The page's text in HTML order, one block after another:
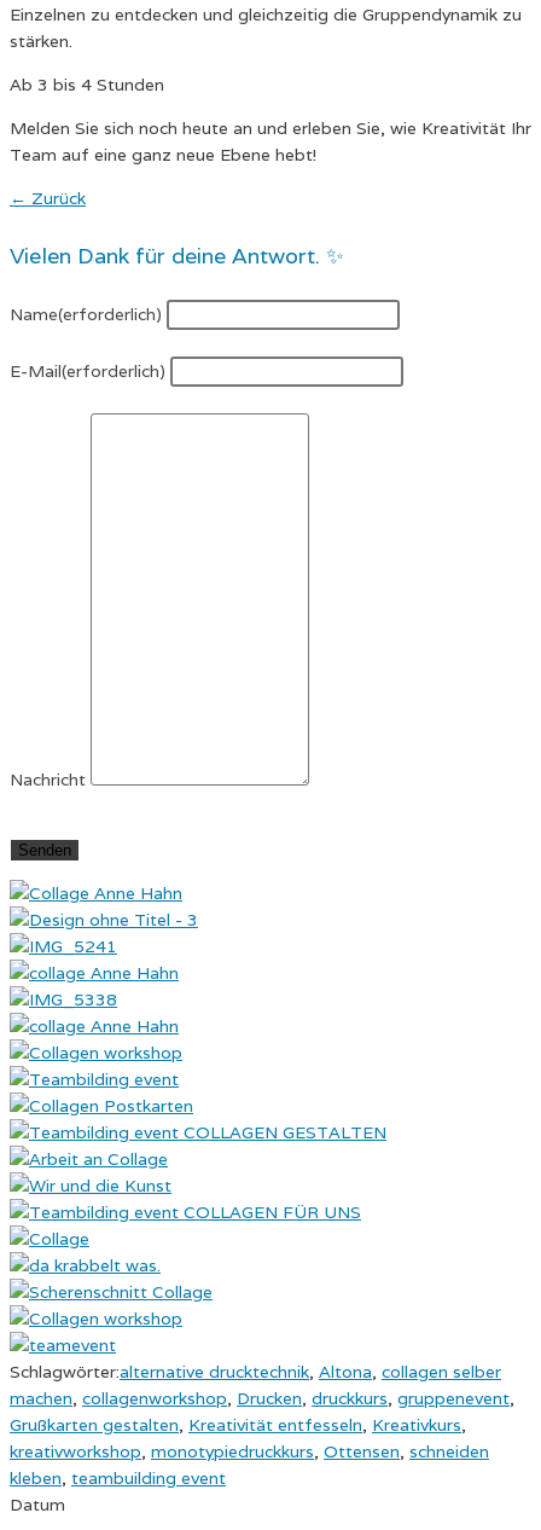
Einzelnen zu entdecken und gleichzeitig die Gruppendynamik zu
stärken.
Ab 3 bis 4 Stunden
Melden Sie sich noch heute an und erleben Sie, wie Kreativität Ihr
Team auf eine ganz neue Ebene hebt!
← Zurück
Vielen Dank für deine Antwort. ✨
Name(erforderlich)
E-Mail(erforderlich)
Nachricht
Senden
Schlagwörter:alternative drucktechnik, Altona, collagen selber
machen, collagenworkshop, Drucken, druckkurs, gruppenevent,
Grußkarten gestalten, Kreativität entfesseln, Kreativkurs,
kreativworkshop, monotypiedruckkurs, Ottensen, schneiden
kleben, teambuilding event
Datum